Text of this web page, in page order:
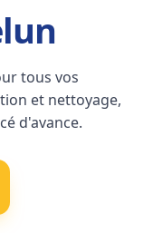
tous vos
et nettoyage,
d'avance.